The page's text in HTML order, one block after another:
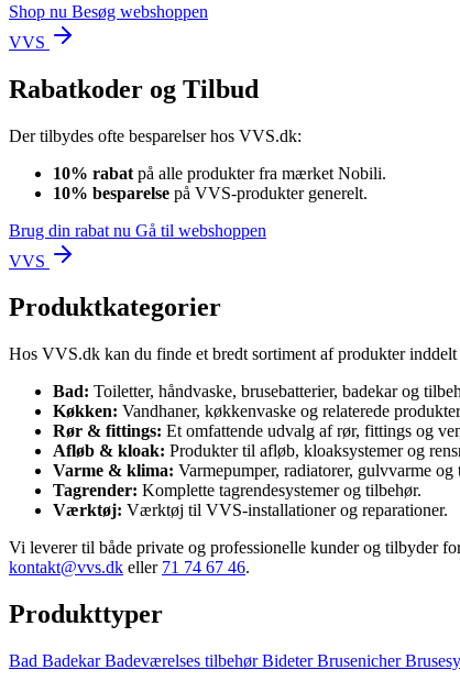
Shop nu Besøg webshoppen
VVS
Rabatkoder og Tilbud
Der tilbydes ofte besparelser hos VVS.dk:
10% rabat på alle produkter fra mærket Nobili.
10% besparelse på VVS-produkter generelt.
Brug din rabat nu Gå til webshoppen
VVS
Produktkategorier
Hos VVS.dk kan du finde et bredt sortiment af produkter
Bad: Toiletter, håndvaske, brusebatterier, badekar og
Køkken: Vandhaner, køkkenvaske og relaterede
Rør & fittings: Et omfattende udvalg af rør, fittings og
Afløb & kloak: Produkter til afløb, kloaksystemer og
Varme & klima: Varmepumper, radiatorer, gulvvarme og
Tagrender: Komplette tagrendesystemer og tilbehør.
Værktøj: Værktøj til VVS-installationer og reparationer.
Vi leverer til både private og professionelle kunder og tilbyder
kontakt@vvs.dk eller 71 74 67 46.
Produkttyper
Bad BadekarBadeværelses tilbehørBideterBrusenicher